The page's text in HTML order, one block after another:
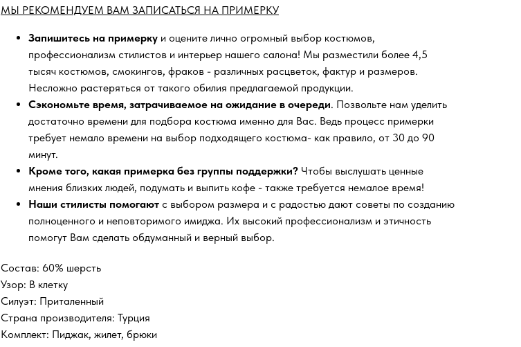
МЫ РЕКОМЕНДУЕМ ВАМ ЗАПИСАТЬСЯ НА ПРИМЕРКУ
Запишитесь на примерку и оцените лично огромный выбор костюмов,
профессионализм стилистов и интерьер нашего салона! Мы разместили более 4,5
тысяч костюмов, смокингов, фраков - различных расцветок, фактур и размеров.
Несложно растеряться от такого обилия предлагаемой продукции.
Сэкономьте время, затрачиваемое на ожидание в очереди. Позвольте нам уделить
достаточно времени для подбора костюма именно для Вас. Ведь процесс примерки
требует немало времени на выбор подходящего костюма- как правило, от 30 до 90
минут.
Кроме того, какая примерка без группы поддержки? Чтобы выслушать ценные
мнения близких людей, подумать и выпить кофе - также требуется немалое время!
Наши стилисты помогают с выбором размера и с радостью дают советы по созданию
полноценного и неповторимого имиджа. Их высокий профессионализм и этичность
помогут Вам сделать обдуманный и верный выбор.
Состав: 60% шерсть
Узор: В клетку
Силуэт: Приталенный
Страна производителя: Турция
Комплект: Пиджак, жилет, брюки